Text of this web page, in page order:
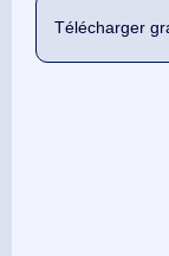
Télécharger